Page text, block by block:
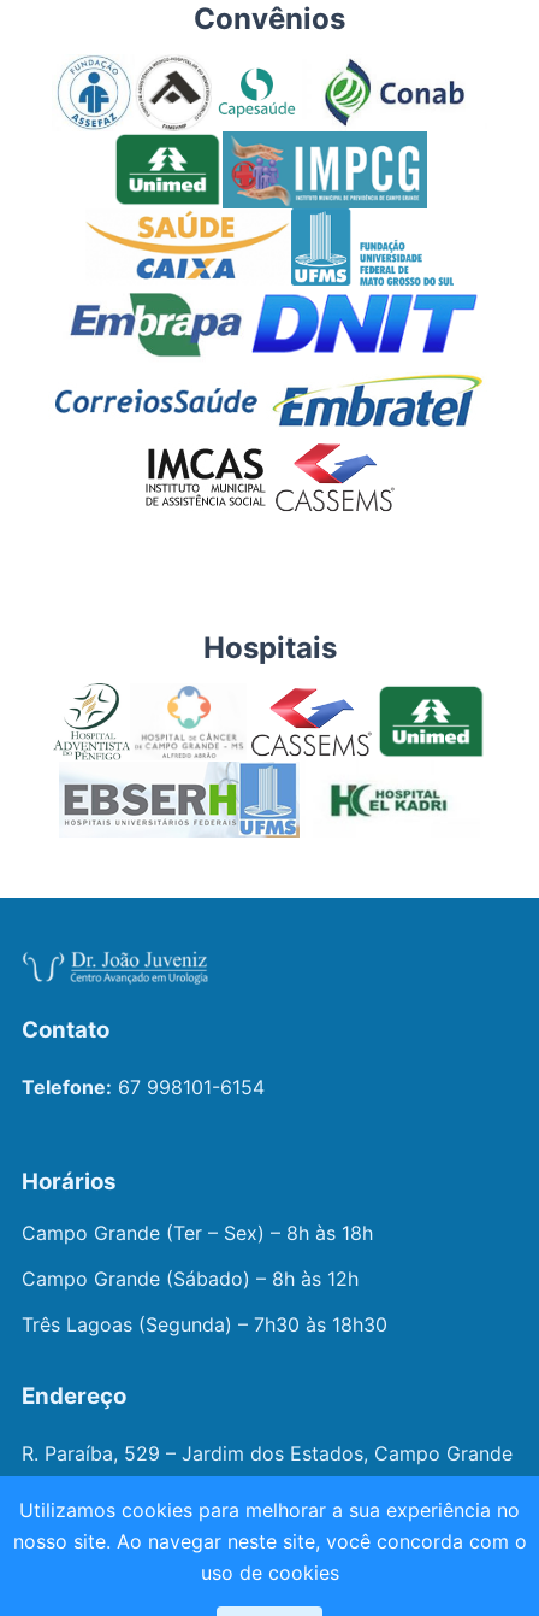
Convênios
Hospitais
Contato
Telefone: 67 998101-6154
Horários
Campo Grande (Ter – Sex) – 8h às 18h
Campo Grande (Sábado) – 8h às 12h
Três Lagoas (Segunda) – 7h30 às 18h30
Endereço
R. Paraíba, 529 – Jardim dos Estados, Campo Grande
– MS
© 2026 — Dr. João Juveniz . Todos os direitos
Utilizamos cookies para melhorar a sua experiência no
nosso site. Ao navegar neste site, você concorda com o
uso de cookies